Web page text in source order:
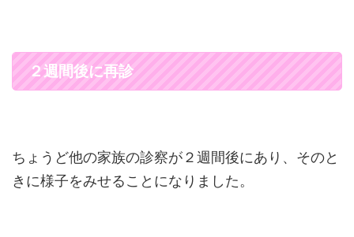
２週間後に再診
ちょうど他の家族の診察が２週間後にあり、そのと
きに様子をみせることになりました。